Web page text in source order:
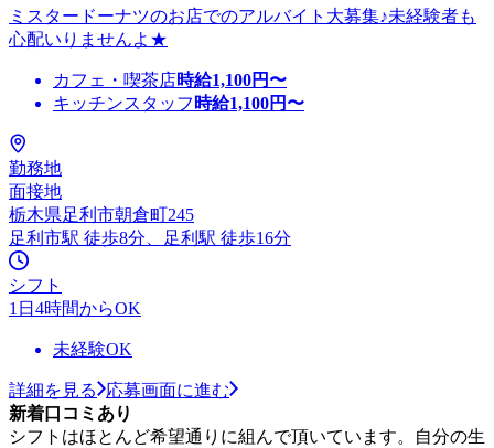
ミスタードーナツのお店でのアルバイト大募集♪未経験者も
心配いりませんよ★
カフェ・喫茶店時給1,100円〜
キッチンスタッフ 時給1,100円〜
勤務地
面接地
栃木県足利市朝倉町245
足利市駅 徒歩8分、足利駅 徒歩16分
シフト
1日4時間からOK
未経験OK
詳細を見る
応募画面に進む
新着口コミあり
シフトはほとんど希望通りに組んで頂いています。自分の生